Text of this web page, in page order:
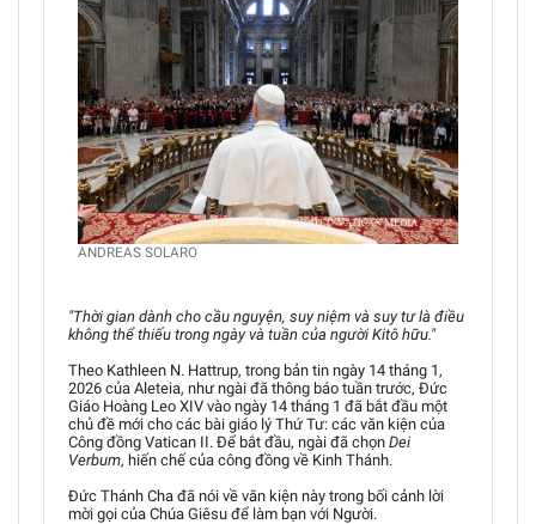
ANDREAS SOLARO
"Thời gian dành cho cầu nguyện, suy niệm và suy tư là điều
không thể thiếu trong ngày và tuần của người Kitô hữu."
Theo Kathleen N. Hattrup, trong bản tin ngày 14 tháng 1,
2026 của Aleteia, như ngài đã thông báo tuần trước, Đức
Giáo Hoàng Leo XIV vào ngày 14 tháng 1 đã bắt đầu một
chủ đề mới cho các bài giáo lý Thứ Tư: các văn kiện của
Công đồng Vatican II. Để bắt đầu, ngài đã chọn Dei
Verbum, hiến chế của công đồng về Kinh Thánh.
Đức Thánh Cha đã nói về văn kiện này trong bối cảnh lời
mời gọi của Chúa Giêsu để làm bạn với Người.